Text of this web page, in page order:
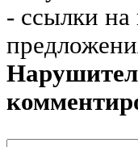
- ссылки на